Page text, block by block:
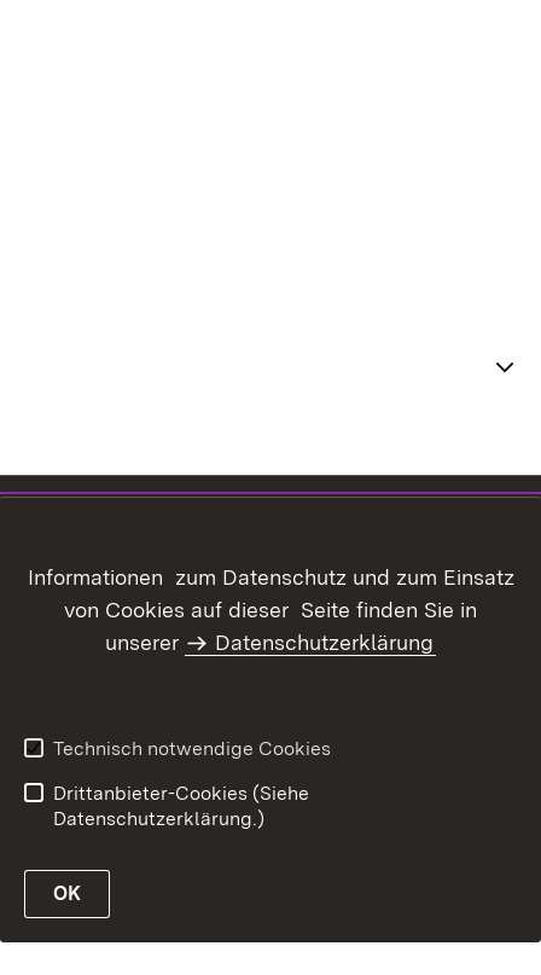
Barrierefreiheit
Benutzungshinweise
Informationssicherheit
Informationen zum Datenschutz und zum Einsatz
von Cookies auf dieser Seite finden Sie in
unserer
Datenschutzerklärung
Technisch notwendige Cookies
Drittanbieter-Cookies (Siehe
Datenschutzerklärung.)
OK